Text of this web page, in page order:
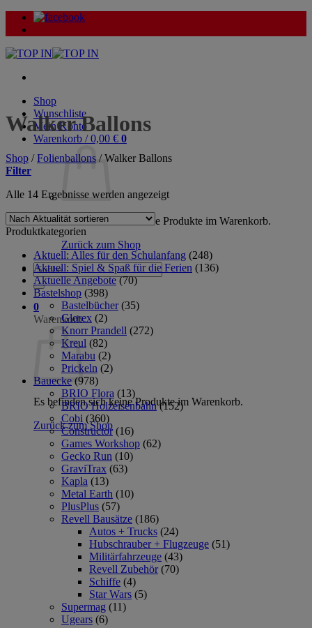
Zum
Inhalt
Shop
Wunschliste
Mein Konto
Warenkorb /0,00 € 0
Es befinden sich keine Produkte im Warenkorb.
Zurück zum Shop
Suche
nach:
0
Warenkorb
Es befinden sich keine Produkte im Warenkorb.
Zurück zum Shop
Walker Ballons
Shop / Folienballons /Walker Ballons
Filter
Alle 14 Ergebnisse werden angezeigtNach
sortiert
Produktkategorien
Aktuell: Alles für den Schulanfang (248)
Aktuell: Spiel & Spaß für die Ferien (136)
Aktuelle Angebote (70)
Bastelshop (398)
Bastelbücher (35)
Glorex (2)
Knorr Prandell (272)
Kreul (82)
Marabu (2)
Prickeln (2)
Bauecke (978)
BRIO Flora (13)
BRIO Holzeisenbahn (152)
Cobi (360)
Constructor (16)
Games Workshop (62)
Gecko Run (10)
GraviTrax (63)
Kapla (13)
Metal Earth (10)
PlusPlus (57)
Revell Bausätze (186)
Autos + Trucks (24)
Hubschrauber + Flugzeuge (51)
Militärfahrzeuge (43)
Revell Zubehör (70)
Schiffe (4)
Star Wars (5)
Supermag (11)
Ugears (6)